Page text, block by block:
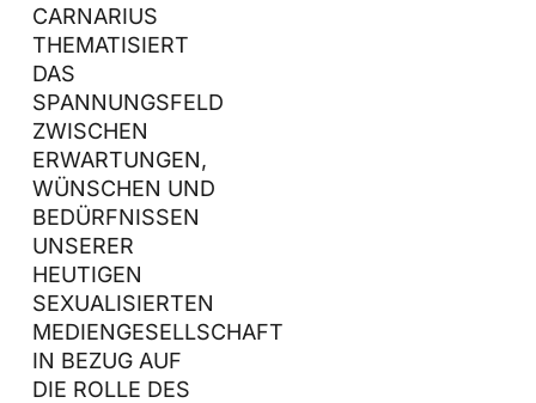
CARNARIUS
THEMATISIERT
DAS
SPANNUNGSFELD
ZWISCHEN
ERWARTUNGEN,
WÜNSCHEN UND
BEDÜRFNISSEN
UNSERER
HEUTIGEN
SEXUALISIERTEN
MEDIENGESELLSCHAFT
IN BEZUG AUF
DIE ROLLE DES